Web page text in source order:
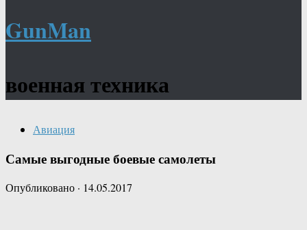
GunMan
военная техника
Авиация
Самые выгодные боевые самолеты
Опубликовано · 14.05.2017